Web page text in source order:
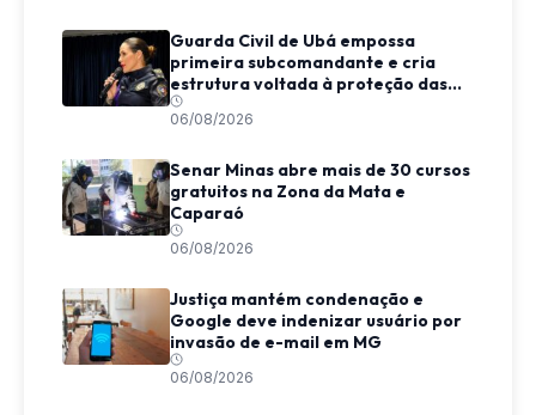
Guarda Civil de Ubá empossa
primeira subcomandante e cria
estrutura voltada à proteção das
mulheres
06/08/2026
Senar Minas abre mais de 30 cursos
gratuitos na Zona da Mata e
Caparaó
06/08/2026
Justiça mantém condenação e
Google deve indenizar usuário por
invasão de e-mail em MG
06/08/2026